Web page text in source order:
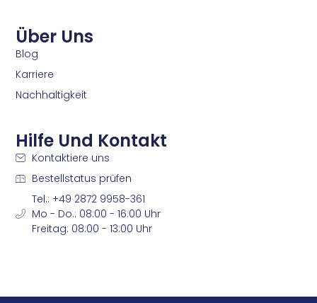
Über Uns
Blog
Karriere
Nachhaltigkeit
Hilfe Und Kontakt
Kontaktiere uns
Bestellstatus prüfen
Tel.: +49 2872 9958-361
Mo - Do.: 08:00 - 16:00 Uhr
Freitag: 08:00 - 13:00 Uhr